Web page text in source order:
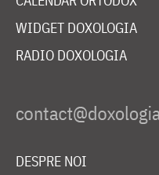
WIDGET DOXOLOGIA
RADIO DOXOLOGIA
DESPRE NOI